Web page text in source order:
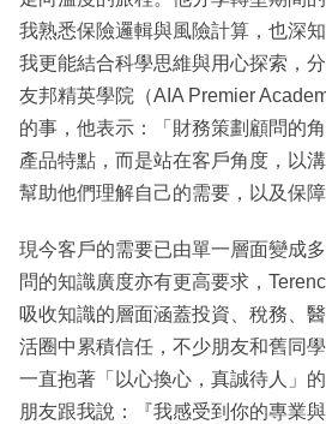
我熟悉保險邏輯與風險計算，也深
我更能結合科學思維與用心探索，
友邦精英學院（AIA Premier
的事，他表示：「財務策劃顧問的
產品特點，而是站在客戶角度，以
幫助他們理解自己的需要，以及保
現今客戶的需要已由單一層面變成
問的知識廣度亦有更高要求，
吸收知識的層面涵蓋投資、稅務、
活圈中累積信任，不少朋友和舊同
一直抱著「以心換心，真誠待人」
朋友跟我說：『我感受到你的專業